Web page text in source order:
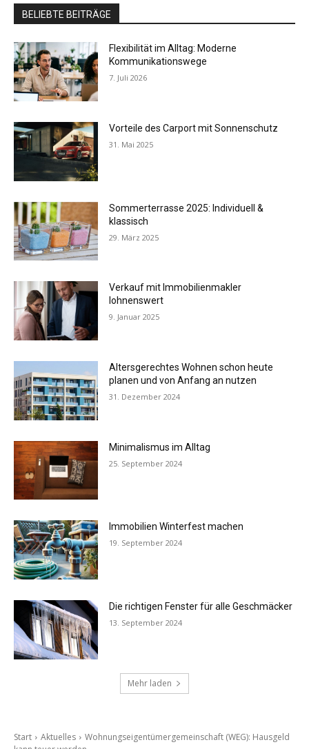
BELIEBTE BEITRÄGE
Flexibilität im Alltag: Moderne
Kommunikationswege
7. Juli 2026
Vorteile des Carport mit Sonnenschutz
31. Mai 2025
Sommerterrasse 2025: Individuell &
klassisch
29. März 2025
Verkauf mit Immobilienmakler
lohnenswert
9. Januar 2025
Altersgerechtes Wohnen schon heute
planen und von Anfang an nutzen
31. Dezember 2024
Minimalismus im Alltag
25. September 2024
Immobilien Winterfest machen
19. September 2024
Die richtigen Fenster für alle Geschmäcker
13. September 2024
Mehr laden